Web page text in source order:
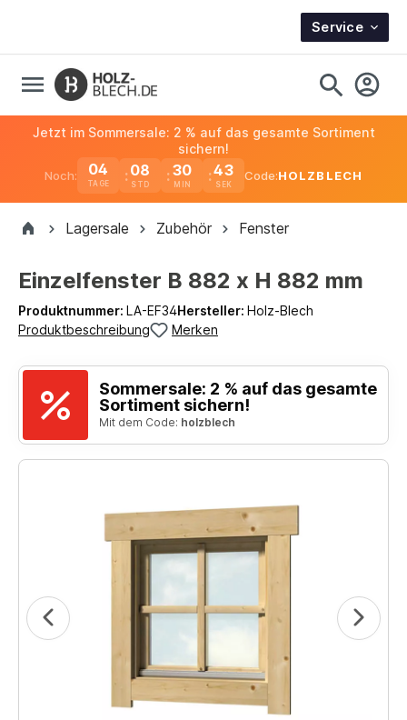
Service
Noch: 04
TAGE
08 30 43
Jetzt im Sommersale: 2 % auf das gesamte Sortiment
sichern!
Code:HOLZBLECH
Lagersale Zubehör Fenster
Einzelfenster B 882 x H 882 mm
Produktnummer: LA-EF34Hersteller: Holz-Blech
Produktbeschreibung
Merken
Sommersale: 2 % auf das gesamte
Sortiment sichern!
Mit dem Code: holzblech